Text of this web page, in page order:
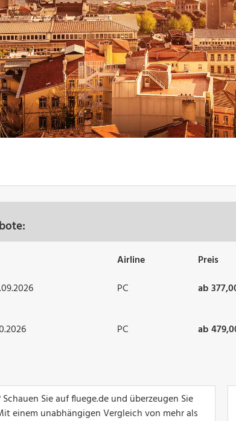
Airline Preis
PC ab
PC ab
Sie auf fluege.de und überzeugen Sie
einem unabhängigen Vergleich von mehr als